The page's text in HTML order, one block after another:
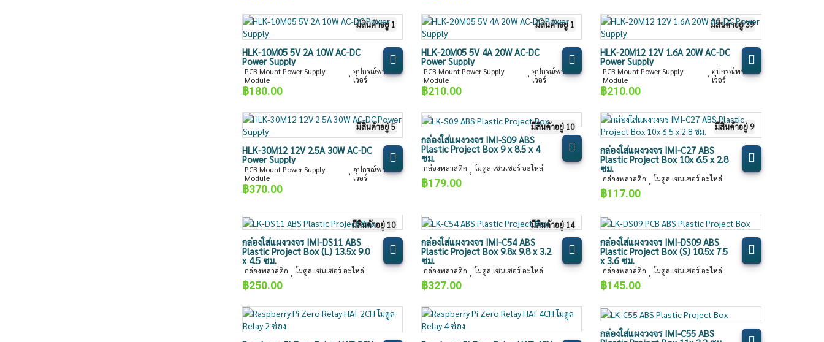
มีสินค้าอยู่ 1 มีสินค้าอยู่ 1 มีสินค้าอยู่ 39
HLK-10M05 5V 2A 10W AC-DC
Power Supply
PCB Mount Power Supply
Module
, อุปกรณ์พาว
เวอร์
฿180.00
มีสินค้าอยู่ 5
HLK-20M05 5V 4A 20W AC-DC
Power Supply
PCB Mount Power Supply
Module
, อุปกรณ์พาว
เวอร์
฿210.00
มีสินค้าอยู่ 10
HLK-20M12 12V 1.6A 20W AC-DC
Power Supply
PCB Mount Power Supply
Module
, อุปกรณ์พาว
เวอร์
฿210.00
มีสินค้าอยู่ 9
HLK-30M12 12V 2.5A 30W AC-DC
Power Supply
PCB Mount Power Supply
Module
, อุปกรณ์พาว
เวอร์
฿370.00
มีสินค้าอยู่ 10
กล่องใส่แผงวงจร IMI-S09 ABS
Plastic Project Box 9 x 8.5 x 4
ซม.
กล่องพลาสติก โมดูล เซนเซอร์ อะไหล่
฿179.00
มีสินค้าอยู่ 14
กล่องใส่แผงวงจร IMI-C27 ABS
Plastic Project Box 10x 6.5 x 2.8
ซม.
กล่องพลาสติก , โมดูล เซนเซอร์ อะไหล่
฿117.00
กล่องใส่แผงวงจร IMI-DS11 ABS
Plastic Project Box (L) 13.5x 9.0
x 4.5 ซม.
กล่องพลาสติก โมดูล เซนเซอร์ อะไหล่
฿250.00
กล่องใส่แผงวงจร IMI-C54 ABS
Plastic Project Box 9.8x 9.8 x 3.2
ซม.
กล่องพลาสติก โมดูล เซนเซอร์ อะไหล่
฿327.00
กล่องใส่แผงวงจร IMI-DS09 ABS
Plastic Project Box (S) 10.5x 7.5
x 3.6 ซม.
กล่องพลาสติก โมดูล เซนเซอร์ อะไหล่
฿145.00
กล่องใส่แผงวงจร IMI-C55 ABS